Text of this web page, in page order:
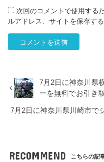
次回のコメントで使用する
ルアドレス、サイトを保存する
7月2日に神奈川県
ーを無料でお引き
7月2日に神奈川県川崎市で
RECOMMEND こちらの記